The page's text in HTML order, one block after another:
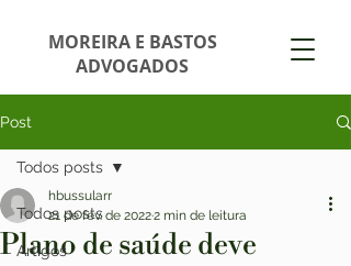
MOREIRA E BASTOS
ADVOGADOS
Post
Todos posts
Artigos
Todos posts
Plano de saúde deve
hbussularr
21 de fev. de 20222 min de leitura